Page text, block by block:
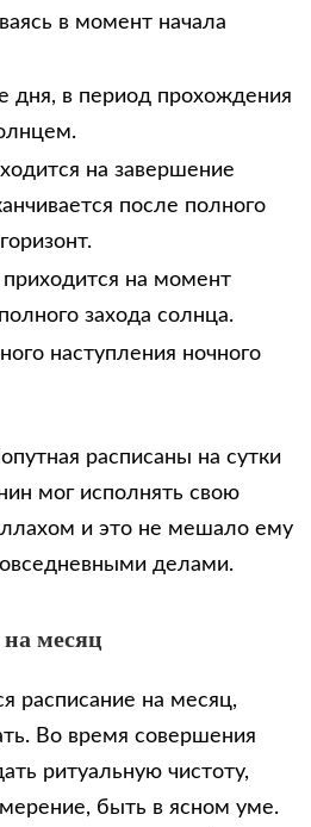
в момент начала
дня, в период прохождения
на завершение
после полного
на момент
захода солнца.
наступления ночного
расписаны на сутки
мог исполнять свою
и это не мешало ему
делами.
месяц
расписание на месяц,
Во время совершения
ритуальную чистоту,
быть в ясном уме.